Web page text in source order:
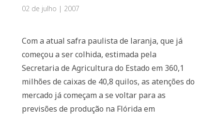
02 de julho | 2007
Com a atual safra paulista de laranja, que já
começou a ser colhida, estimada pela
Secretaria de Agricultura do Estado em 360,1
milhões de caixas de 40,8 quilos, as atenções do
mercado já começam a se voltar para as
previsões de produção na Flórida em